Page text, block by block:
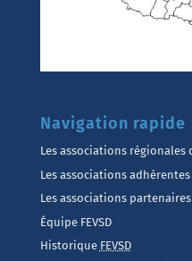
Navigation rapide
Les associations régionales
Les associations adhérentes
Les associations
Équipe FEVSD
Historique FEVSD